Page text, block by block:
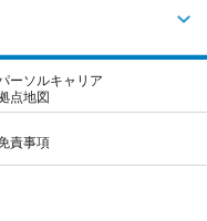
ーソルキャリア
点地図
責事項